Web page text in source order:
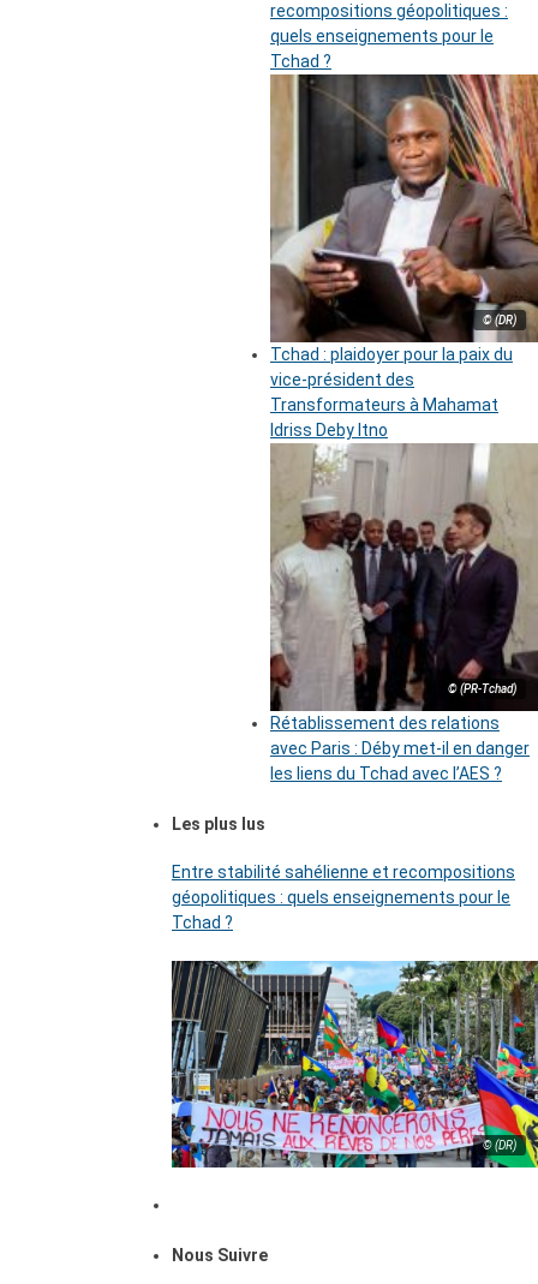
recompositions géopolitiques :
quels enseignements pour le
Tchad ?
© (DR)
Tchad : plaidoyer pour la paix du
vice-président des
Transformateurs à Mahamat
Idriss Deby Itno
© (PR-Tchad)
Rétablissement des relations
avec Paris : Déby met-il en danger
les liens du Tchad avec l’AES ?
Les plus lus
Entre stabilité sahélienne et recompositions
géopolitiques : quels enseignements pour le
Tchad ?
© (DR)
Nous Suivre